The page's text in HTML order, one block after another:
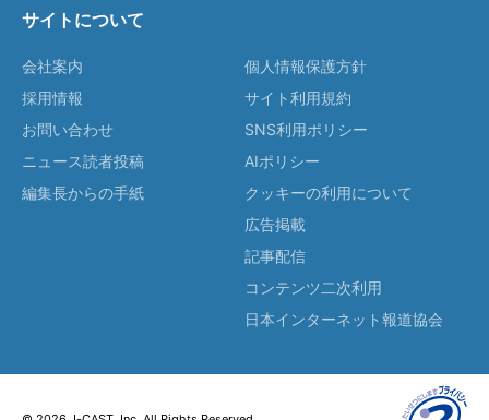
サイトについて
会社案内
採用情報
お問い合わせ
ニュース読者投稿
編集長からの手紙
個人情報保護方針
サイト利用規約
SNS利用ポリシー
AIポリシー
クッキーの利用について
広告掲載
記事配信
コンテンツ二次利用
日本インターネット報道協会